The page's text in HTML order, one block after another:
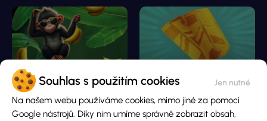
Souhlas s použitím cookies
Na našem webu používáme cookies, mimo jiné za pomoci
Google nástrojů. Díky nim umíme správně zobrazit obsah,
Banánový úlovek Zlatá cihla